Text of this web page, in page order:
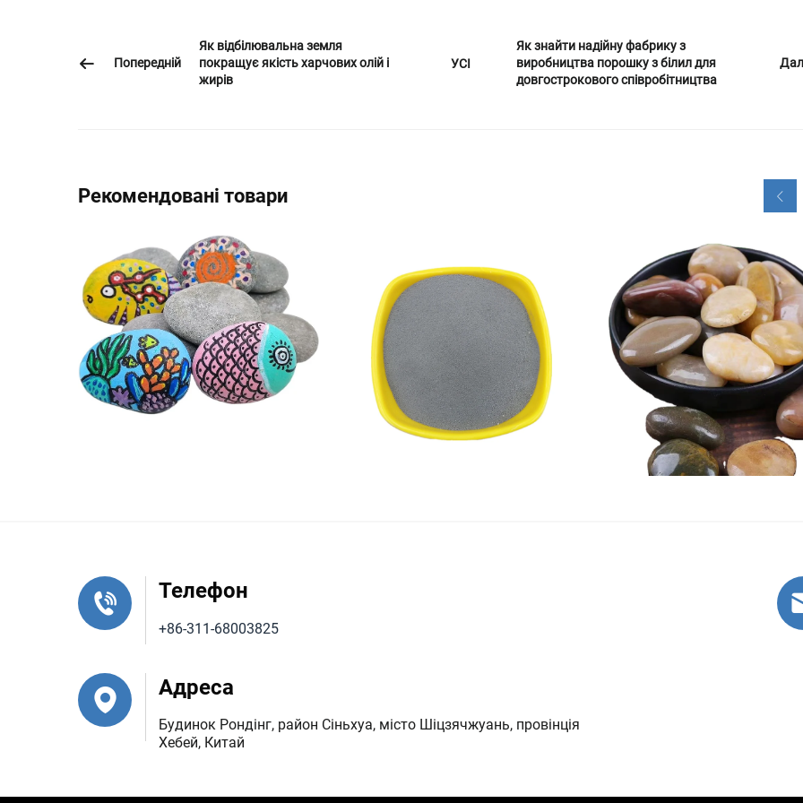
Попередній
Як відбілювальна земля
покращує якість харчових олій і
жирів
УСІ
Як знайти надійну фабрику з
виробництва порошку з білил для
довгострокового співробітництва
Рекомендовані товари
Телефон
+86-311-68003825
Адреса
Будинок Рондінг, район Сіньхуа, місто Шіцзячжуань, провінція
Хебей, Китай